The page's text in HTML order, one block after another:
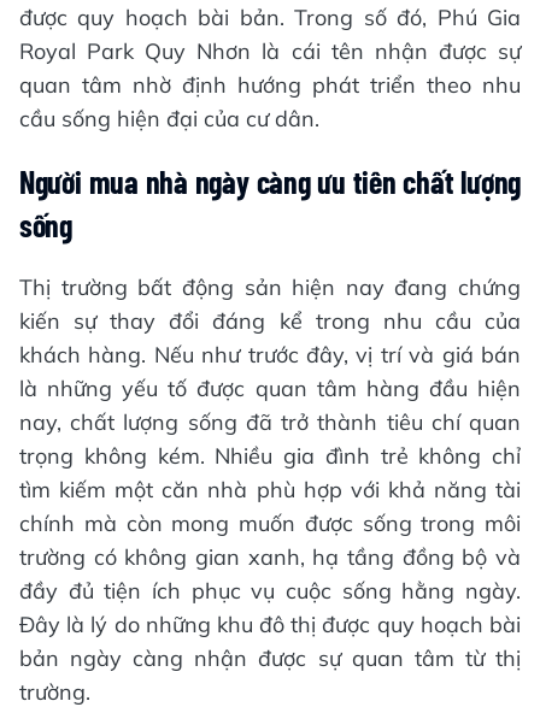
được quy hoạch bài bản. Trong số đó, Phú Gia
Royal Park Quy Nhơn là cái tên nhận được sự
quan tâm nhờ định hướng phát triển theo nhu
cầu sống hiện đại của cư dân.
Người mua nhà ngày càng ưu tiên chất lượng
sống
Thị trường bất động sản hiện nay đang chứng
kiến sự thay đổi đáng kể trong nhu cầu của
khách hàng. Nếu như trước đây, vị trí và giá bán
là những yếu tố được quan tâm hàng đầu hiện
nay, chất lượng sống đã trở thành tiêu chí quan
trọng không kém. Nhiều gia đình trẻ không chỉ
tìm kiếm một căn nhà phù hợp với khả năng tài
chính mà còn mong muốn được sống trong môi
trường có không gian xanh, hạ tầng đồng bộ và
đầy đủ tiện ích phục vụ cuộc sống hằng ngày.
Đây là lý do những khu đô thị được quy hoạch bài
bản ngày càng nhận được sự quan tâm từ thị
trường.